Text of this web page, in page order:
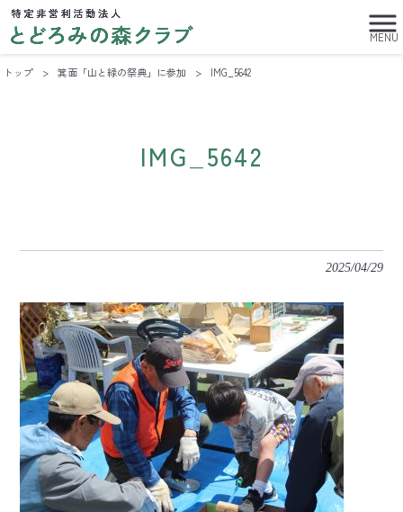
MENU
トップ > 箕面「山と緑の祭典」に参加 > IMG_5642
IMG_5642
2025/04/29